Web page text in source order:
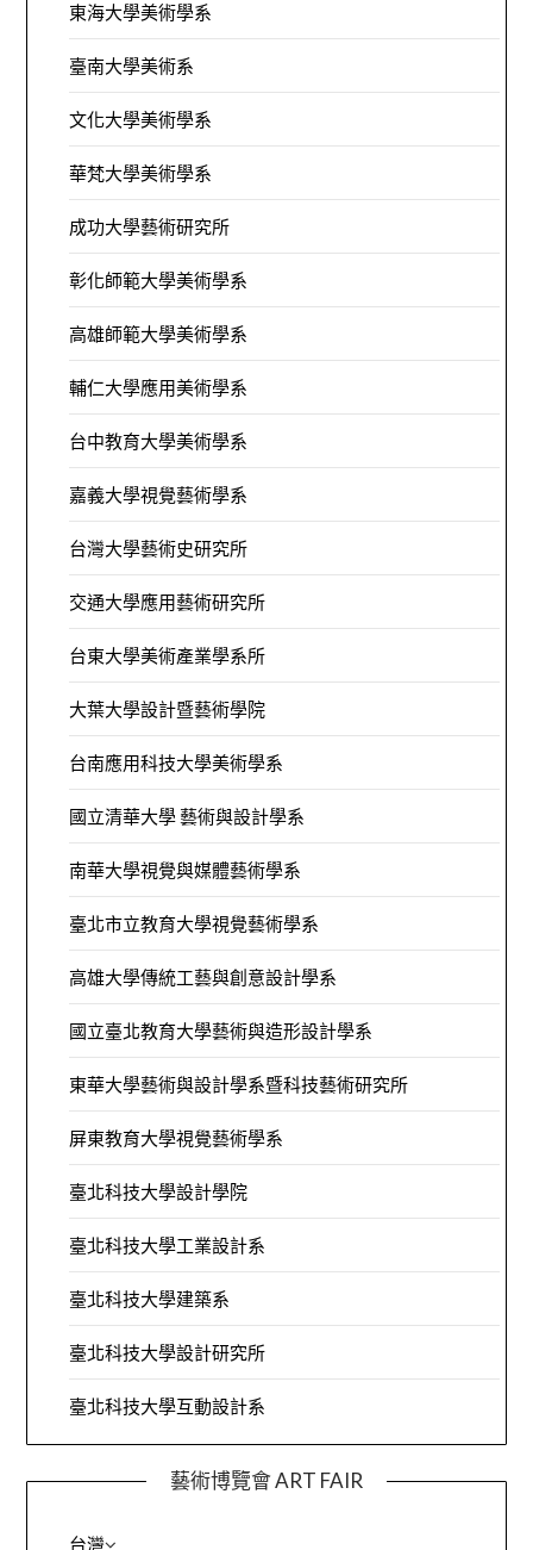
東海大學美術學系
臺南大學美術系
文化大學美術學系
華梵大學美術學系
成功大學藝術研究所
彰化師範大學美術學系
高雄師範大學美術學系
輔仁大學應用美術學系
台中教育大學美術學系
嘉義大學視覺藝術學系
台灣大學藝術史研究所
交通大學應用藝術研究所
台東大學美術產業學系所
大葉大學設計暨藝術學院
台南應用科技大學美術學系
國立清華大學 藝術與設計學系
南華大學視覺與媒體藝術學系
臺北市立教育大學視覺藝術學系
高雄大學傳統工藝與創意設計學系
國立臺北教育大學藝術與造形設計學系
東華大學藝術與設計學系暨科技藝術研究所
屏東教育大學視覺藝術學系
臺北科技大學設計學院
臺北科技大學工業設計系
臺北科技大學建築系
臺北科技大學設計研究所
臺北科技大學互動設計系
藝術博覽會 ART FAIR
台灣